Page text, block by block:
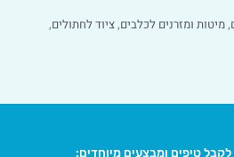
,מיטות ומזרנים לכלבים,ציוד לחתולים,
טיפים ומבצעים מיוחדים: